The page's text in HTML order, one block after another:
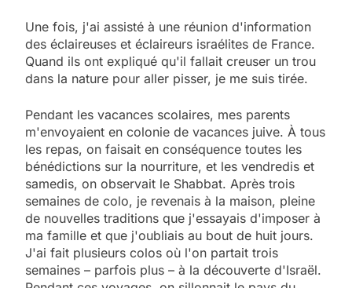
Une fois, j'ai assisté à une réunion d'information
des éclaireuses et éclaireurs israélites de France.
Quand ils ont expliqué qu'il fallait creuser un trou
dans la nature pour aller pisser, je me suis tirée.
Pendant les vacances scolaires, mes parents
m'envoyaient en colonie de vacances juive. À tous
les repas, on faisait en conséquence toutes les
bénédictions sur la nourriture, et les vendredis et
samedis, on observait le Shabbat. Après trois
semaines de colo, je revenais à la maison, pleine
de nouvelles traditions que j'essayais d'imposer à
ma famille et que j'oubliais au bout de huit jours.
J'ai fait plusieurs colos où l'on partait trois
semaines – parfois plus – à la découverte d'Israël.